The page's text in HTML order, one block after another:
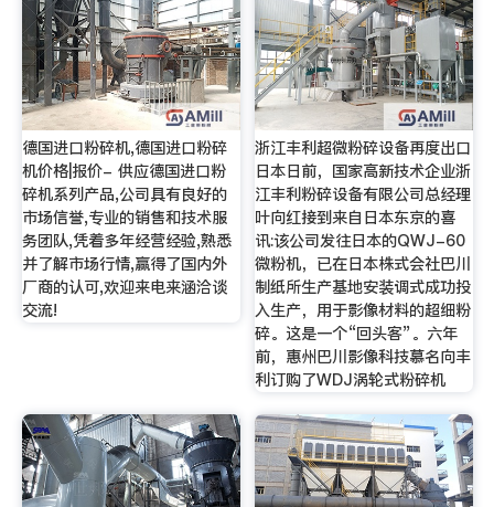
德国进口粉碎机,德国进口粉碎
机价格|报价- 供应德国进口粉
碎机系列产品,公司具有良好的
市场信誉,专业的销售和技术服
务团队,凭着多年经营经验,熟悉
并了解市场行情,赢得了国内外
厂商的认可,欢迎来电来涵洽谈
交流!
浙江丰利超微粉碎设备再度出口
日本日前，国家高新技术企业浙
江丰利粉碎设备有限公司总经理
叶向红接到来自日本东京的喜
讯:该公司发往日本的QWJ-60
微粉机，已在日本株式会社巴川
制纸所生产基地安装调式成功投
入生产，用于影像材料的超细粉
碎。这是一个“回头客”。六年
前，惠州巴川影像科技慕名向丰
利订购了WDJ涡轮式粉碎机